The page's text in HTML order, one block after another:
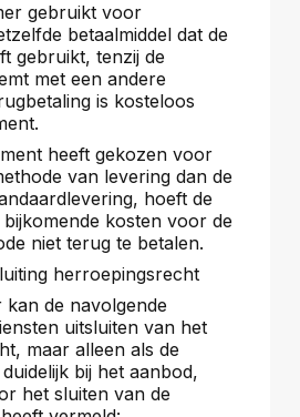
gebruikt voor
betaalmiddel dat de
gebruikt, tenzij de
met een andere
is kosteloos
heeft gekozen voor
van levering dan de
hoeft de
kosten voor de
niet terug te betalen.
herroepingsrecht
de navolgende
uitsluiten van het
maar alleen als de
bij het aanbod,
het sluiten van de